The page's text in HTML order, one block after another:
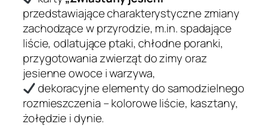
przedstawiające charakterystyczne zmiany
zachodzące w przyrodzie, m.in. spadające
liście, odlatujące ptaki, chłodne poranki,
przygotowania zwierząt do zimy oraz
jesienne owoce i warzywa,
dekoracyjne elementy do samodzielnego
rozmieszczenia – kolorowe liście, kasztany,
żołędzie i dynie.